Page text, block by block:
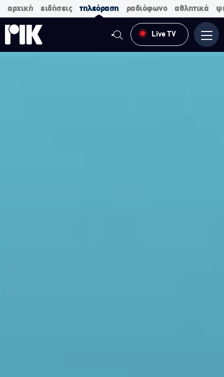
αρχική ειδήσεις τηλεόραση ραδιόφωνο αθλητικά
Live TV